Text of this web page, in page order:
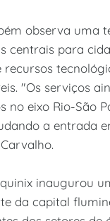
observa uma
centrais para
recursos
"Os serviços
no eixo Rio-São
a entrada
inaugurou
da capital